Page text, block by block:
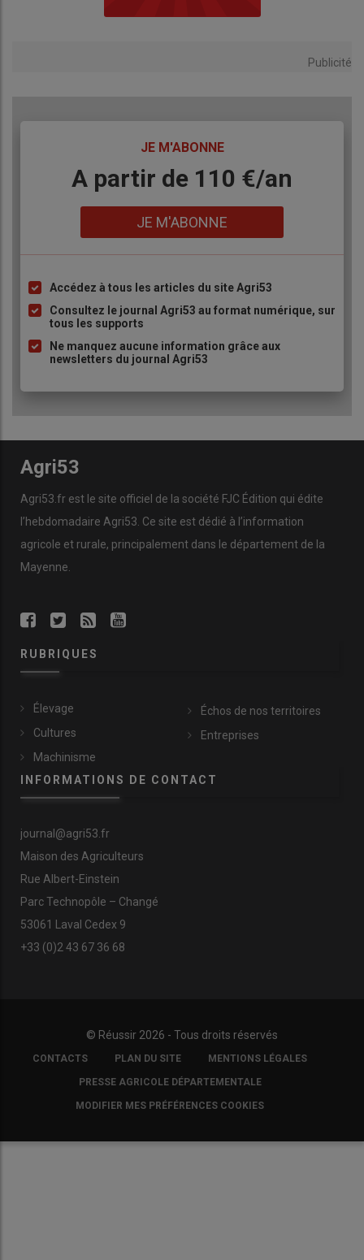
Publicité
JE M'ABONNE
BodyA partir de 110 €/an
JE M'ABONNE
Liste
à
puce
Accédez à tous les articles du site Agri53
Consultez le journal Agri53 au format numérique, sur
tous les supports
Ne manquez aucune information grâce aux
newsletters du journal Agri53
Agri53
Agri53.fr est le site officiel de la société FJC Édition qui édite
l’hebdomadaire Agri53. Ce site est dédié à l’information
agricole et rurale, principalement dans le département de la
Mayenne.
RUBRIQUES
Élevage
Cultures
Machinisme
Échos de nos territoires
Entreprises
INFORMATIONS DE CONTACT
journal@agri53.fr
Maison des Agriculteurs
Rue Albert-Einstein
Parc Technopôle – Changé
53061 Laval Cedex 9
+33 (0)2 43 67 36 68
© Réussir 2026 - Tous droits réservés
FOOTER
COPYRIGHT
CONTACTS PLAN DU SITE MENTIONS LÉGALES
PRESSE AGRICOLE DÉPARTEMENTALE
MODIFIER MES PRÉFÉRENCES COOKIES